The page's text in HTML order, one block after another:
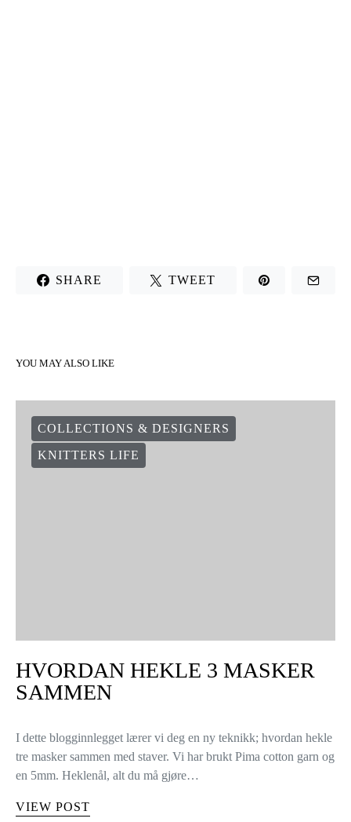
SHARE TWEET
YOU MAY ALSO LIKE
COLLECTIONS & DESIGNERS
KNITTERS LIFE
HVORDAN HEKLE 3 MASKER
SAMMEN
I dette blogginnlegget lærer vi deg en ny teknikk; hvordan hekle
tre masker sammen med staver. Vi har brukt Pima cotton garn og
en 5mm. Heklenål, alt du må gjøre…
VIEW POST